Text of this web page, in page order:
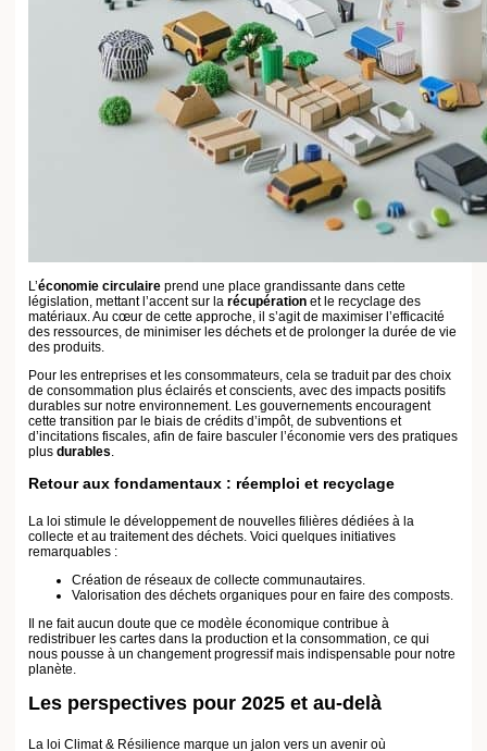
Il ne fait aucun doute que ce modèle économique contribue à redistribuer
les cartes dans la production et la consommation, ce qui nous pousse à un
changement progressif mais indispensable pour notre planète.
Les perspectives pour 2025 et au-delà
La loi Climat & Résilience marque un jalon vers un avenir où
développement durable et technologie cohabitent harmonieusement. Pour
garantir le succès de ces initiatives, il est capital de continuer sur cette voie
avec les énergies renouvelables en ligne de mire. Et si vous vous
demandez comment intégrer ces changements dans votre vie quotidienne,
il y a plusieurs approches simples :
Choisir des producteurs locaux qui pratiquent l’agriculture biologique.
Favoriser les énergies renouvelables pour l’électricité domestique.
Les questions soulevées par cette législation restent au cœur des
préoccupations de notre époque. Poursuivre ces efforts collectifs est une
nécessité. Notre engagement quotidien, aussi minime soit-il, contribuera à
Qui est impacté par l’obligation d’audit énergétique ?
vendant un bien classé E, F ou G est concerné et doit réaliser cet audit
avant la vente.
Quels sont les bénéfices des audits énergétiques pour l’acheteur ?Ils
offrent une transparence sur les travaux nécessaires pour améliorer la
performance énergétique et réduisent les futures charges énergétiques.
Comment les énergies renouvelables sont-elles intégrées ?